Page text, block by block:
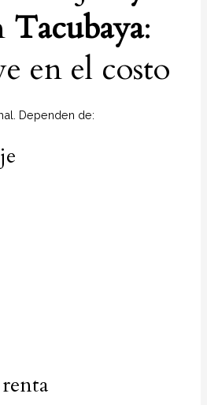
Tacubaya:
en el costo
Dependen de: